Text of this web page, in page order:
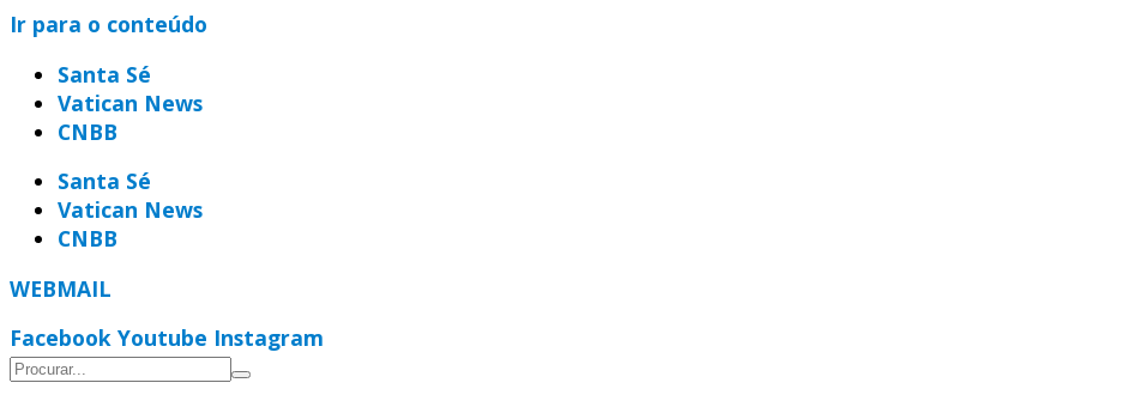
Ir para o conteúdo
Santa Sé
Vatican News
CNBB
Santa Sé
Vatican News
CNBB
WEBMAIL
Facebook Youtube Instagram